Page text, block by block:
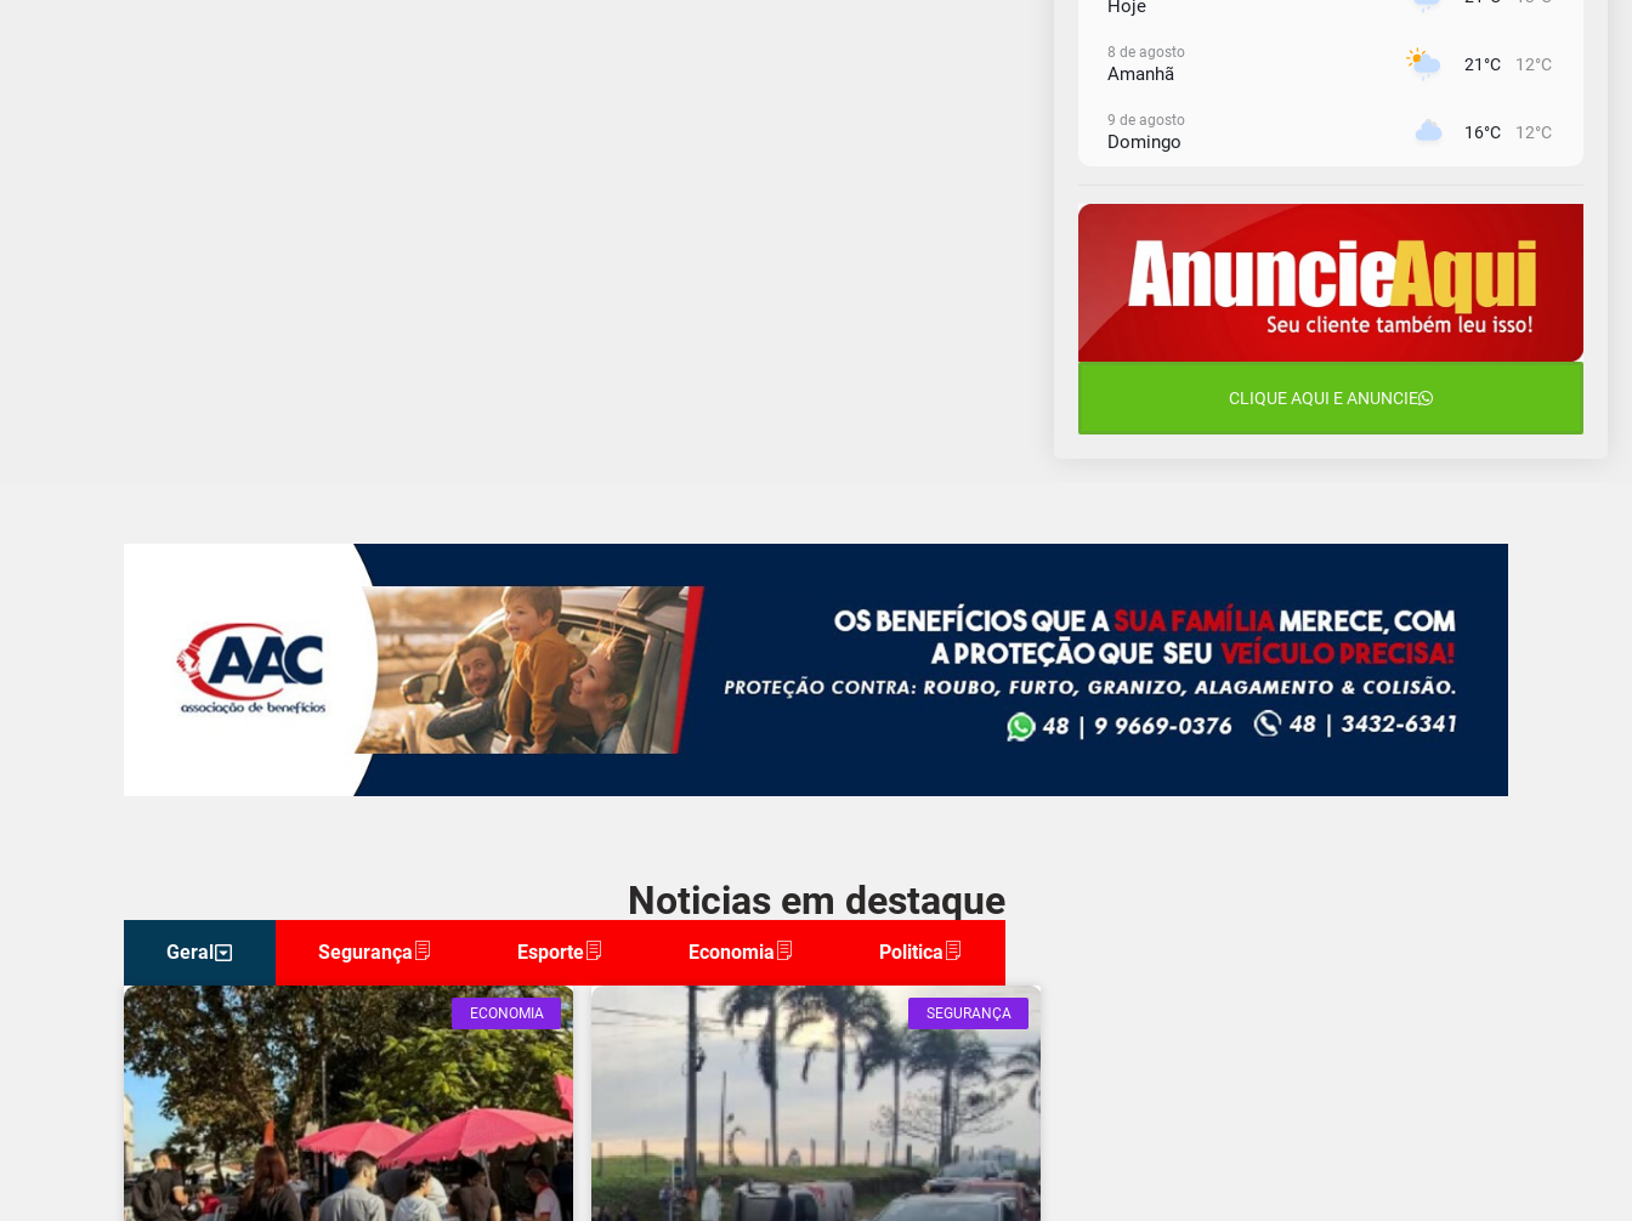
Hoje
8 de agosto
Amanhã 21°C 12°C
9 de agosto
Domingo 16°C 12°C
Segunda-Feira 15°C 11°C
11 de agosto
Terça-Feira
12 de agosto
15°C 11°C
CLIQUE AQUI E ANUNCIE
Noticias em destaque
Geral Segurança Esporte Economia Politica
ECONOMIA SEGURANÇA